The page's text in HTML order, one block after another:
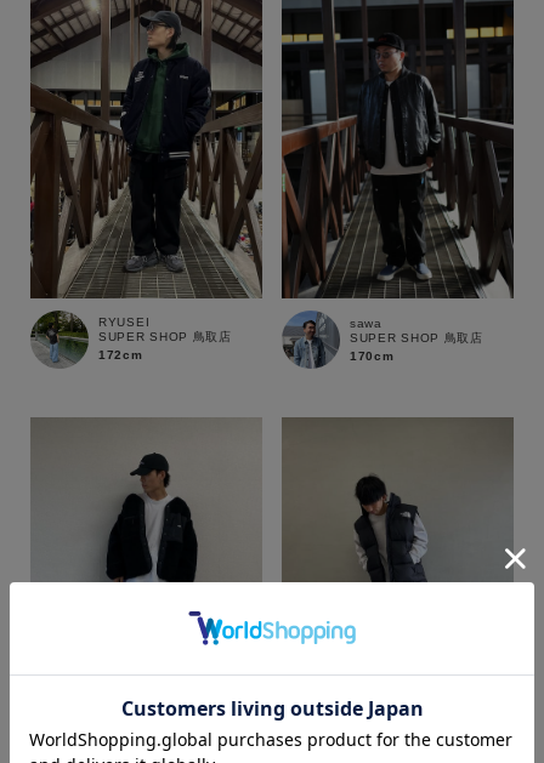
RYUSEI
SUPER SHOP 鳥取店
172cm
sawa
SUPER SHOP 鳥取店
170cm
RYUSEI
ogawa